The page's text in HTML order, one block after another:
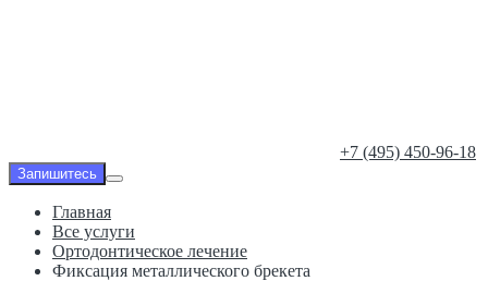
‎+7 (495) 450-96-18
Запишитесь
Главная
Все услуги
Ортодонтическое лечение
Фиксация металлического брекета